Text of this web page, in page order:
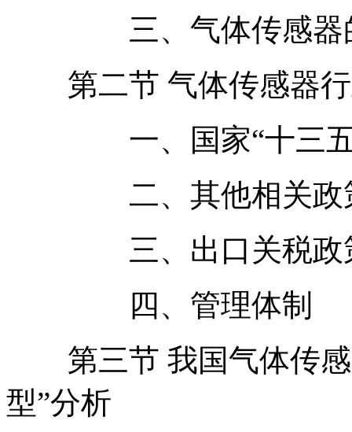
三、气体传感器的
第二节 气体传感器行
一、国家“十三五”
二、其他相关政
三、出口关税政
四、管理体制
第三节 我国气体传感
型”分析